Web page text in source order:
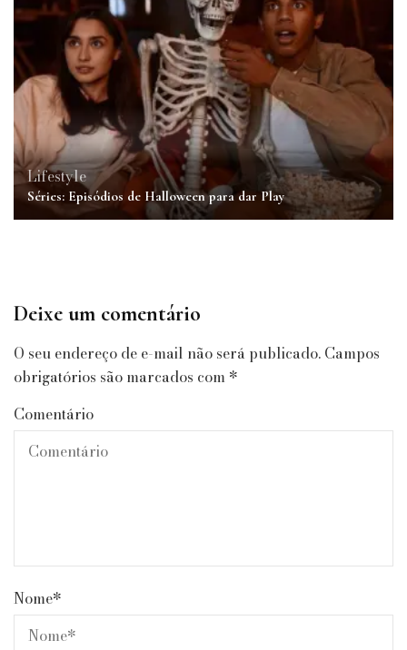
Lifestyle
Séries: Episódios de Halloween para dar Play
Deixe um comentário
O seu endereço de e-mail não será publicado. Campos
obrigatórios são marcados com *
Comentário
Nome*